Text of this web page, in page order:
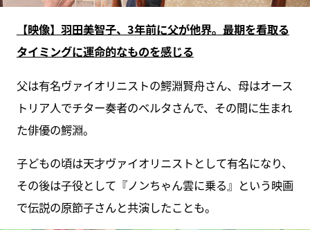
【映像】羽田美智子、3年前に父が他界。最期を看取る
タイミングに運命的なものを感じる
父は有名ヴァイオリニストの鰐淵賢舟さん、母はオース
トリア人でチター奏者のベルタさんで、その間に生まれ
た俳優の鰐淵。
子どもの頃は天才ヴァイオリニストとして有名になり、
その後は子役として『ノンちゃん雲に乗る』という映画
で伝説の原節子さんと共演したことも。